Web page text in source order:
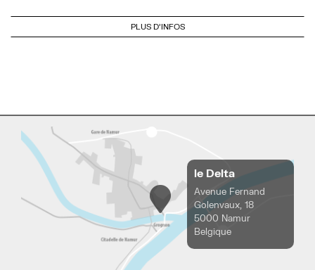
PLUS D'INFOS
le Delta
Avenue Fernand
Golenvaux, 18
5000 Namur
Belgique